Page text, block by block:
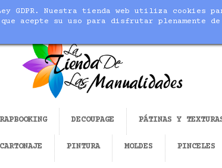
GDPR. Nuestra tienda web utiliza cookies
acepte su uso para disfrutar plenamente de
tus manualidades
DECOUPAGE PÁTINAS Y
CARTONAJE PINTURA MOLDES PINCELES